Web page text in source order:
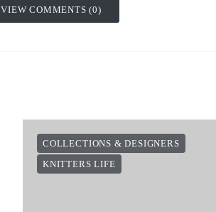
VIEW COMMENTS (0)
COLLECTIONS & DESIGNERS
KNITTERS LIFE